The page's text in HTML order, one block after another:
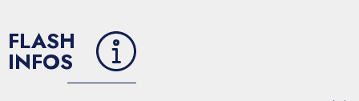
FLASH
INFOS